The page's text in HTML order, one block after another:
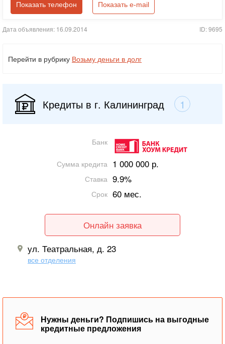
Показать телефон Показать e-mail
Дата объявления: 16.09.2014 ID: 9695
Перейти в рубрику Возьму деньги в долг
Кредиты в г. Калининград 1
Банк
Сумма кредита 1 000 000 р.
Ставка 9.9%
Срок 60 мес.
Онлайн заявка
ул. Театральная, д. 23
все отделения
Нужны деньги? Подпишись на выгодные
кредитные предложения